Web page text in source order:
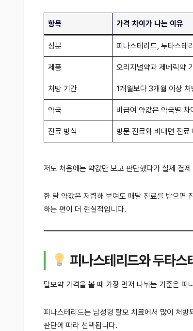
항목 가격 차이가 나는 이유
성분 피나스테리드, 두타스테
제품 오리지널약과 제네릭약
처방 기간 1개월보다 3개월 이상
약국 비급여 약값은 약국별 차
진료 방식 방문 진료와 비대면 진료
저도 처음에는 약값만 보고 판단했다가 실제 결
한 달 약값은 저렴해 보여도 매달 진료를 받으면
하는 편이 더 현실적입니다.
피나스테리드와 두타스
탈모약 가격을 볼 때 가장 먼저 나뉘는 기준은 피
피나스테리드는 남성형 탈모 치료에서 많이 처
판단에 따라 선택됩니다.